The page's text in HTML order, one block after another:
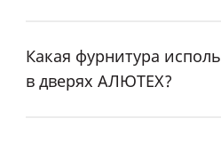
Какая фурнитура
в дверях АЛЮТЕХ?